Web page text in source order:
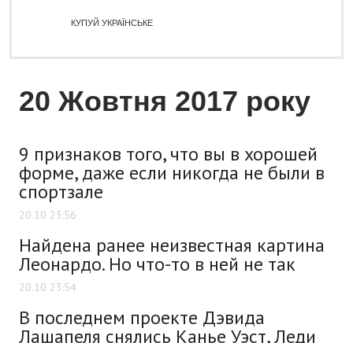
КУПУЙ УКРАЇНСЬКЕ
20 Жовтня 2017 року
9 признаков того, что вы в хорошей
форме, даже если никогда не были в
спортзале
20.10 23:56
Найдена ранее неизвестная картина
Леонардо. Но что-то в ней не так
20.10 23:54
В последнем проекте Дэвида
Лашапеля снялись Канье Уэст, Леди